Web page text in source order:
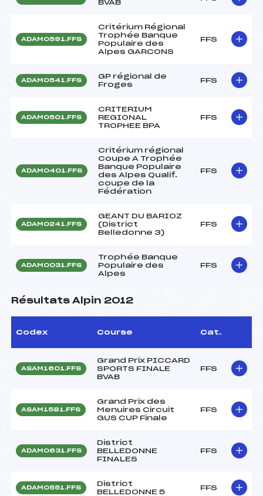
BVAB
ADAM0591.FFS
Critérium Régional
Trophée Banque
Populaire des
Alpes GARCONS
FFS
ADAM0541.FFS
GP régional de
Froges
FFS
ADAM0501.FFS
CRITERIUM
REGIONAL
TROPHEE BPA
FFS
ADAM0401.FFS
Critérium régional
Coupe A Trophée
Banque Populaire
des Alpes Qualif.
coupe de la
Fédération
FFS
ADAM0241.FFS
GEANT DU BARIOZ
(District
Belledonne 3)
FFS
ADAM0031.FFS
Trophée Banque
Populaire des
Alpes
FFS
Résultats Alpin 2012
Codex Course Cat.
ASAM1601.FFS
Grand Prix PICCARD
SPORTS FINALE
BVAB
FFS
ASAM1581.FFS
Grand Prix des
Menuires Circuit
GUS CUP Finale
FFS
ADAM0631.FFS
District
BELLEDONNE
FINALES
FFS
ADAM0551.FFS
District
BELLEDONNE 5
FFS